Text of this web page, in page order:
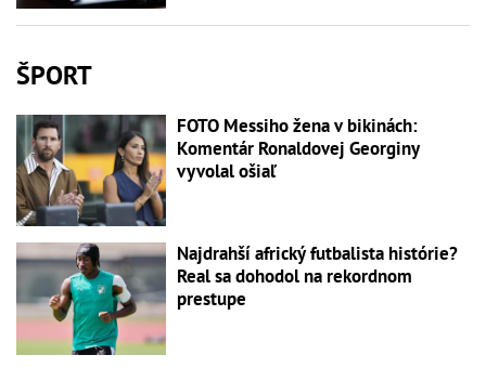
ŠPORT
FOTO Messiho žena v bikinách:
Komentár Ronaldovej Georginy
vyvolal ošiaľ
Najdrahší africký futbalista histórie?
Real sa dohodol na rekordnom
prestupe